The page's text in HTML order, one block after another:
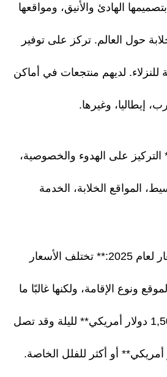
الهادئ والأنيق، ومواقعها
حول العالم. تركز على توفير
لديهم منتجعات في أماكن
إيطاليا، وغيرها.
التركيز على الهدوء والخصوصية،
المواقع الخلابة، الخدمة
* **تقدير الأسعار لعام 2025:** تختلف الأسعار
ونوع الإقامة، ولكنها غالبًا ما
تبدأ من حوالي **1,500 دولار أمريكي** لليلة وقد تصل